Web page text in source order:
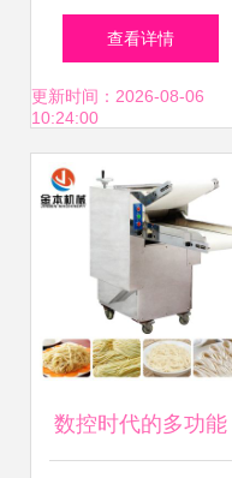
量如10台以上一般
递减单价
10%-20%，议包回
收业务往往货更低
单价除直接官\小型
号差价比及出厂价
四开四色印刷机
—— 优质外观下的
精准生产利器
查看详情
更新时间：2026-08-06
10:24:00
数控时代的多功能